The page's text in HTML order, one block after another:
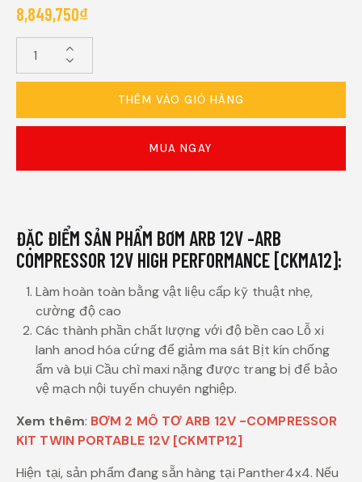
8,849,750₫
THÊM VÀO GIỎ HÀNG
MUA NGAY
ĐẶC ĐIỂM SẢN PHẨM BƠM ARB 12V -ARB
COMPRESSOR 12V HIGH PERFORMANCE [CKMA12]:
Làm hoàn toàn bằng vật liệu cấp kỹ thuật nhẹ,
cường độ cao
Các thành phần chất lượng với độ bền cao Lỗ xi
lanh anod hóa cứng để giảm ma sát Bịt kín chống
ẩm và bụi Cầu chì maxi nặng được trang bị để bảo
vệ mạch nội tuyến chuyên nghiệp.
Xem thêm: BƠM 2 MÔ TƠ ARB 12V -COMPRESSOR
KIT TWIN PORTABLE 12V [CKMTP12]
Hiện tại, sản phẩm đang sẵn hàng tại Panther4x4. Nếu